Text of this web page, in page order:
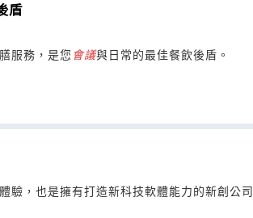
盾
服務，是您 會議與日常的最佳餐飲後盾。
驗，也是擁有打造新科技軟體能力的新創公司